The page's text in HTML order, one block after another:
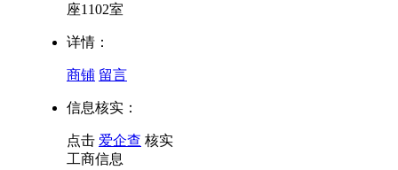
座1102室
详情：
商铺 留言
信息核实：
点击 爱企查 核实
工商信息